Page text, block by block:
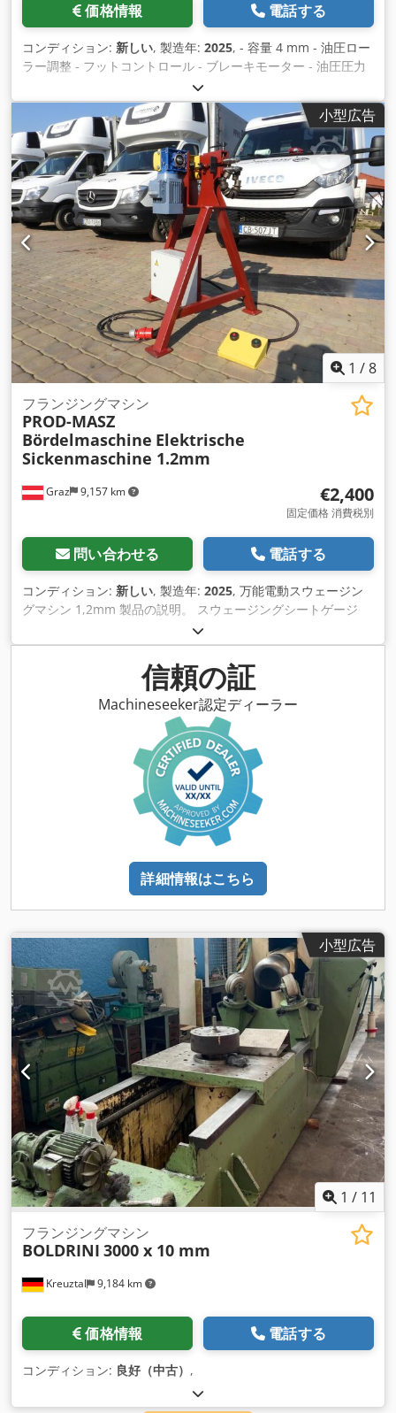
価格情報 電話する
コンディション: 新しい, 製造年: 2025, - 容量 4 mm - 油圧ロー
ラー調整 - フットコントロール - ブレーキモーター - 油圧圧力
調整 - ローラー3セット - 非常停止 Djdpfx Abjq Tdm Aslock -
400V
小型広告
1 /8
Graz 9,157 km
フランジングマシン
PROD-MASZ
Bördelmaschine Elektrische
Sickenmaschine 1.2mm
€2,400
固定価格 消費税別
問い合わせる 電話する
コンディション: 新しい, 製造年: 2025, 万能電動スウェージン
グマシン 1,2mm 製品の説明。 スウェージングシートゲージ
1,2mm 吸収体規制可能 ローラーの形状を調整することを含む
価格 Dodpfx Aeb Hqbcjblsck 嵌め込み式
信頼の証
Machineseeker認定ディーラー
詳細情報はこちら
小型広告
1 / 11
Kreuztal 9,184 km
フランジングマシン
BOLDRINI 3000 x 10 mm
価格情報 電話する
コンディション: 良好（中古） ,